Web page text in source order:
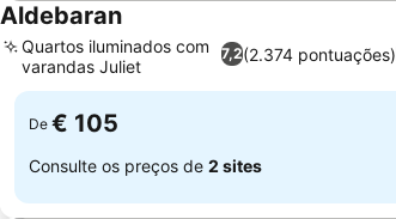
Aldebaran
7,2(2.374 pontuações)
Quartos iluminados com
varandas Juliet
De € 105
Consulte os preços de 2 sites